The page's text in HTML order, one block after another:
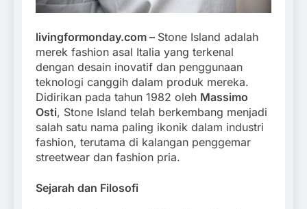
livingformonday.com – Stone Island adalah
merek fashion asal Italia yang terkenal
dengan desain inovatif dan penggunaan
teknologi canggih dalam produk mereka.
Didirikan pada tahun 1982 oleh Massimo
Osti, Stone Island telah berkembang menjadi
salah satu nama paling ikonik dalam industri
fashion, terutama di kalangan penggemar
streetwear dan fashion pria.
Sejarah dan Filosofi